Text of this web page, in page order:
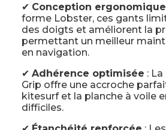
✔ Conception ergonomique
forme Lobster, ces gants
des doigts et améliorent la
permettant un meilleur
en navigation.
✔ Adhérence optimisée :
Grip offre une accroche
kitesurf et la planche à voile
difficiles.